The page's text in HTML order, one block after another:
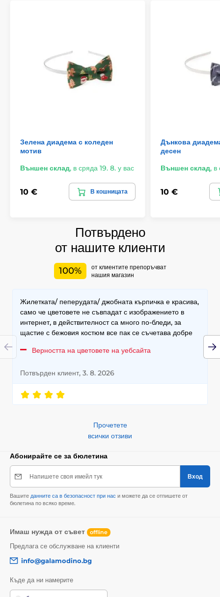
Зелена диадема с коледен
мотив
Външен склад, в сряда 19. 8. у вас
10 € В кошницата
Дънкова
десен
Външен склад, в
10 €
Потвърдено
от нашите клиенти
100%
от клиентите препоръчват
нашия магазин
Жилетката/ пеперудата/ джобната кърпичка е красива,
само че цветовете не съвпадат с изображението в
интернет, в действителност са много по-бледи, за
щастие с бежовия костюм все пак се съчетава добре
Верността на цветовете на уебсайта
Потвърден клиент, 3. 8. 2026
Прочетете
всички отзиви
Абонирайте се за бюлетина
Напишете своя имейл тук Вход
Вашите данните са в безопасност при нас и можете да се отпишете от
бюлетина по всяко време.
Имаш нужда от съвет offline
Предлага се обслужване на клиенти
info@galamodino.bg
Къде да ни намерите